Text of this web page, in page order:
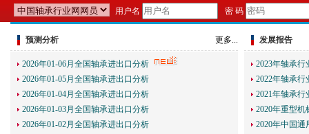
用户名 密 码
预测分析 更多...
2026年01-06月全国轴承进出口分析
2026年01-05月全国轴承进出口分析
2026年01-04月全国轴承进出口分析
2026年01-03月全国轴承进出口分析
2026年01-02月全国轴承进出口分析
发展报告
2023年轴承行
2022年轴承行
2021年轴承
2020年重型
2020年中国